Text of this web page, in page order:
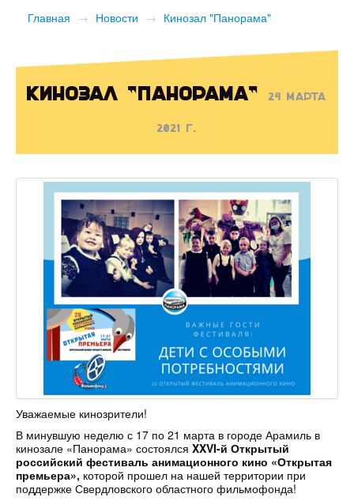
Главная → Новости → Кинозал "Панорама"
Кинозал "Панорама" 24 марта
2021 г.
Уважаемые кинозрители!
В минувшую неделю с 17 по 21 марта в городе Арамиль в
кинозале «Панорама» состоялся XXVI-й Открытый
российский фестиваль анимационного кино «Открытая
премьера», которой прошел на нашей территории при
поддержке Свердловского областного фильмофонда!